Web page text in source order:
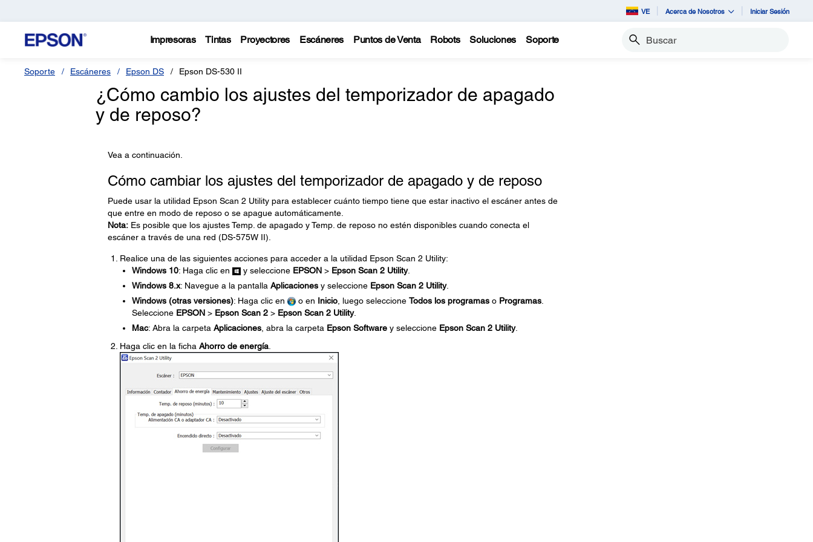
VE Acerca de Nosotros Iniciar Sesión
Impresoras Tintas Proyectores Escáneres Puntos de Venta Robots Soluciones Soporte Buscar
Soporte Escáneres Epson DS Epson DS-530 II
¿Cómo cambio los ajustes del temporizador de apagado
y de reposo?
Vea a continuación.
Cómo cambiar los ajustes del temporizador de apagado y de reposo
Puede usar la utilidad Epson Scan 2 Utility para establecer cuánto tiempo tiene que estar inactivo el escáner antes de
que entre en modo de reposo o se apague automáticamente.
Nota:Es posible que los ajustes Temp. de apagado y Temp. de reposo no estén disponibles cuando conecta el
escáner a través de una red (DS-575W II).
Realice una de las siguientes acciones para acceder a la utilidad Epson Scan 2 Utility:
Windows 10: Haga clic en y seleccione EPSON> Epson Scan 2 Utility.
Windows 8.x: Navegue a la pantalla Aplicacionesy seleccione Epson Scan 2 Utility.
Windows (otras versiones): Haga clic en o en Inicio, luego seleccione Todos los programaso Programas.
Seleccione EPSON> Epson Scan 2> Epson Scan 2 Utility.
Mac: Abra la carpeta Aplicaciones, abra la carpeta Epson Softwarey seleccione Epson Scan 2 Utility.
Haga clic en la ficha Ahorro de energía.